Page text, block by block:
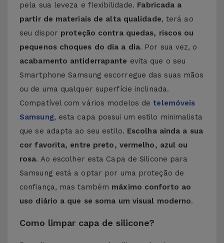
pela sua leveza e flexibilidade. Fabricada a
partir de materiais de alta qualidade, terá ao
seu dispor proteção contra quedas, riscos ou
pequenos choques do dia a dia. Por sua vez, o
acabamento antiderrapante evita que o seu
Smartphone Samsung escorregue das suas mãos
ou de uma qualquer superfície inclinada.
Compatível com vários modelos detelemóveis
Samsung, esta capa possui um estilo minimalista
que se adapta ao seu estilo. Escolha ainda a sua
cor favorita, entre preto, vermelho, azul ou
rosa. Ao escolher esta Capa de Silicone para
Samsung está a optar por uma proteção de
confiança, mas também máximo conforto ao
uso diário a que se soma um visual moderno.
Como limpar capa de silicone?